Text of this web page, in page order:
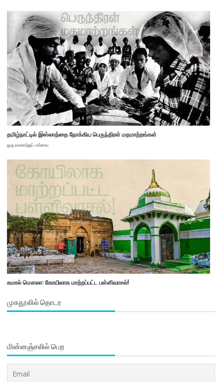
தமிழ்நாட்டில் இஸ்லாத்தை நோக்கிய பெருந்திரள் மதமாற்றங்கள்
ஒரு வரலாற்றுப் பார்வை
கமால் மௌலா: கோயிலாக மாற்றப்பட்ட பள்ளிவாசல்!
முகநூலில் தொடர
மின்னஞ்சலில் பெற